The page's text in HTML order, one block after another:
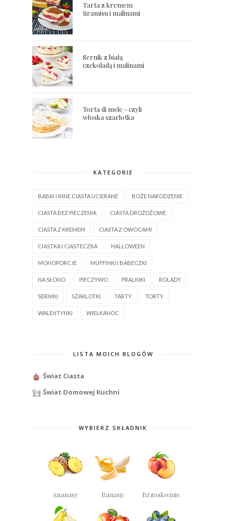
Tarta z kremem
tiramisu i malinami
Sernik z białą
czekoladą i malinami
Torta di mele - czyli
włoska szarlotka
KATEGORIE
BABKI I INNE CIASTA UCIERANE BOŻE NARODZENIE
CIASTA BEZ PIECZENIA CIASTA DROŻDŻOWE
CIASTA Z KREMEM CIASTA Z OWOCAMI
CIASTKA I CIASTECZKA HALLOWEEN
MONOPORCJE MUFFINKI I BABECZKI
NA SŁONO PIECZYWO PRALINKI ROLADY
SERNIKI SZARLOTKI TARTY TORTY
WALENTYNKI WIELKANOC
LISTA MOICH BLOGÓW
Świat Ciasta
Świat Domowej Kuchni
WYBIERZ SKŁADNIK
Ananasy Banany Brzoskwinie